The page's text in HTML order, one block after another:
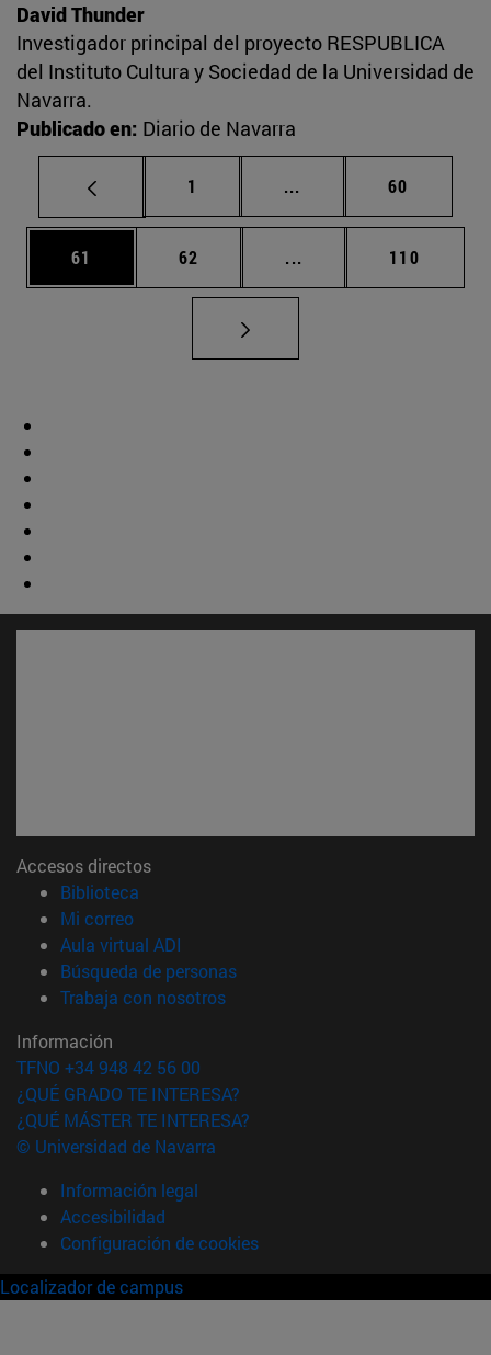
David Thunder
Investigador principal del proyecto RESPUBLICA
del Instituto Cultura y Sociedad de la Universidad de
Navarra.
Publicado en: Diario de Navarra
Página
1 ... Páginas intermedias
Página
60
Página
61 Página
62 ... Páginas intermedias
Página
110
Accesos directos
Biblioteca
Mi correo(abre en nueva ventana)
Aula virtual ADI
Búsqueda de personas(abre en nueva ventana)
Trabaja con nosotros(abre en nueva ventana)
Información
TFNO +34 948 42 56 00
¿QUÉ GRADO TE INTERESA?
¿QUÉ MÁSTER TE INTERESA?
© Universidad de Navarra
Información legal
Accesibilidad
Configuración de cookies
Localizador de campus